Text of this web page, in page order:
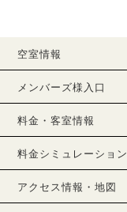
空室情報
メンバーズ様入口
料金・客室情報
料金シミュレーション
アクセス情報・地図